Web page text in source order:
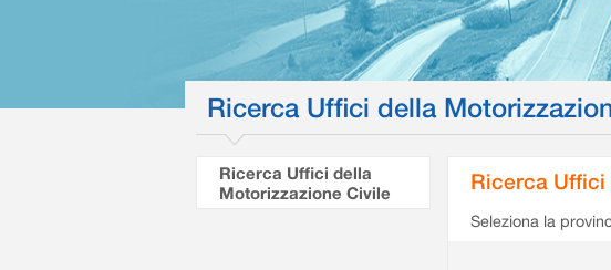
Ricerca Uffici della
Ricerca Uffici della
Motorizzazione Civile
Ricerca Uffici
Seleziona la